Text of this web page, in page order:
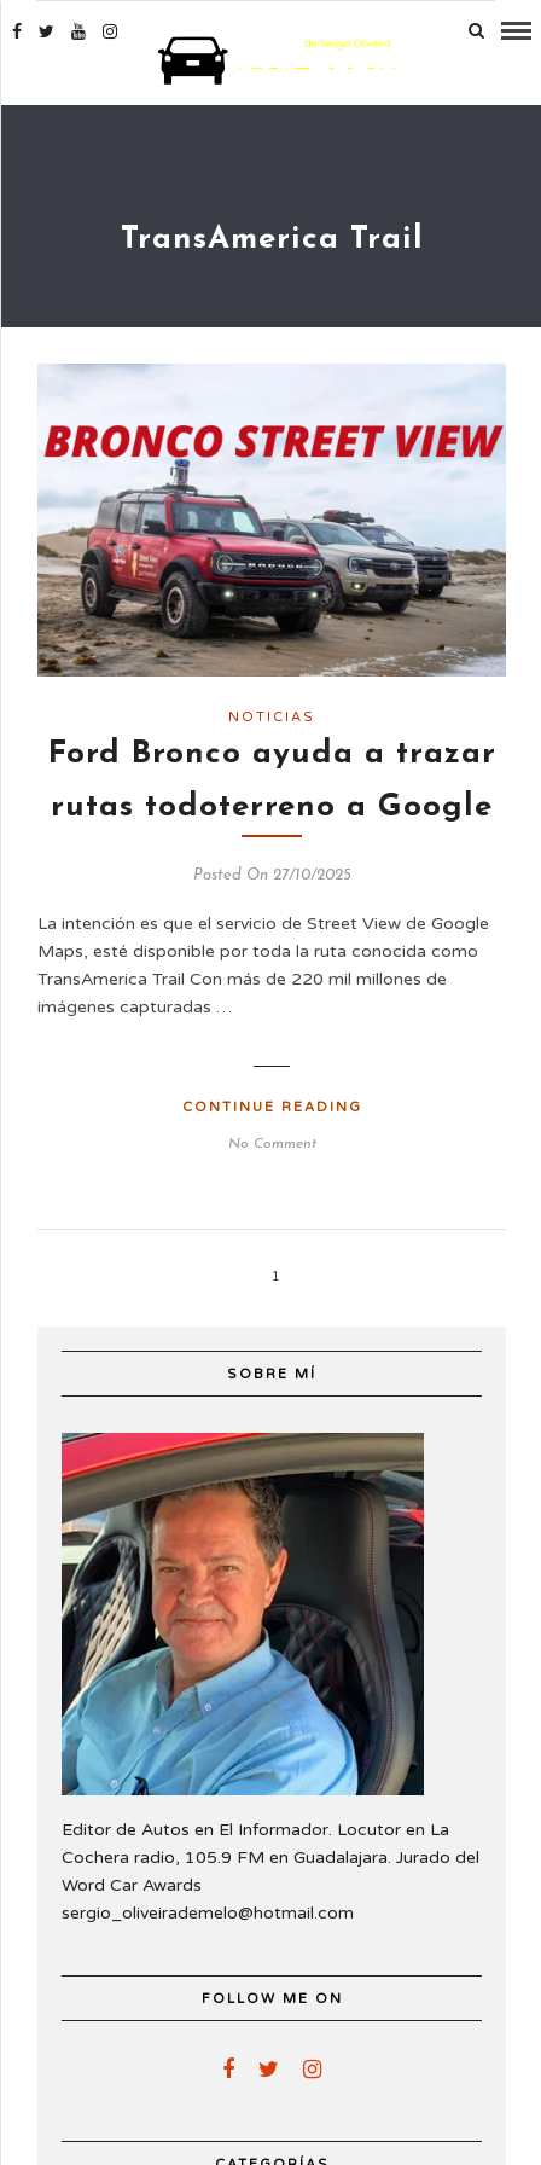
TransAmerica Trail
NOTICIAS
Ford Bronco ayuda a trazar
rutas todoterreno a Google
Posted On 27/10/2025
La intención es que el servicio de Street View de Google
Maps, esté disponible por toda la ruta conocida como
TransAmerica Trail Con más de 220 mil millones de
imágenes capturadas …
CONTINUE READING
No Comment
1
SOBRE MÍ
Editor de Autos en El Informador. Locutor en La
Cochera radio, 105.9 FM en Guadalajara. Jurado del
Word Car Awards
sergio_oliveirademelo@hotmail.com
FOLLOW ME ON